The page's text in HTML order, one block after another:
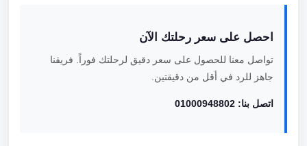
احصل على سعر رحلتك الآن
تواصل معنا للحصول على سعر دقيق لرحلتك فوراً. فريقنا
جاهز للرد في أقل من دقيقتين.
اتصل بنا: 01000948802